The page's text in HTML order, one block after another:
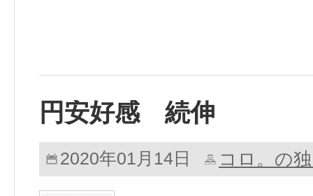
円安好感 続伸
2020年01月14日 コロ。の